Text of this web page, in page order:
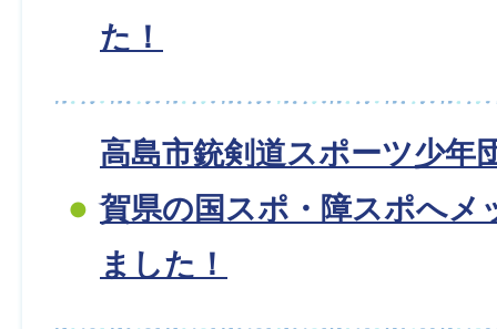
た！
高島市銃剣道スポーツ少年
賀県の国スポ・障スポへメ
ました！